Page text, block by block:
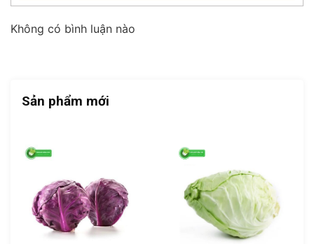
Không có bình luận nào
Sản phẩm mới